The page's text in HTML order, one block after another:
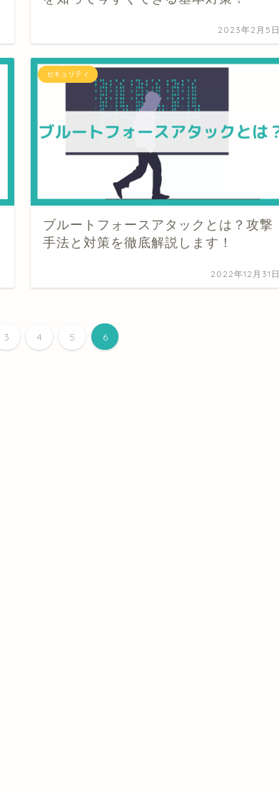
2023年2月5日
セキュリティ
ブルートフォースアタックとは？攻撃
手法と対策を徹底解説します！
2022年12月31日
3 4 5 6